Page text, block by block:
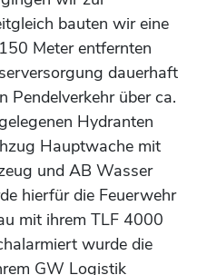
bauten wir eine
Meter entfernten
dauerhaft
Pendelverkehr über ca.
Hydranten
Hauptwache mit
und AB Wasser
hierfür die Feuerwehr
mit ihrem TLF 4000
wurde die
GW Logistik